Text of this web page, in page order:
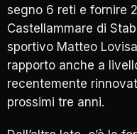
segno 6 reti e fornire
Castellammare di
sportivo Matteo
rapporto anche a
recentemente
prossimi tre anni.